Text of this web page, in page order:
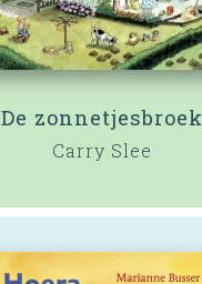
De zonnetjesbroek
Carry Slee